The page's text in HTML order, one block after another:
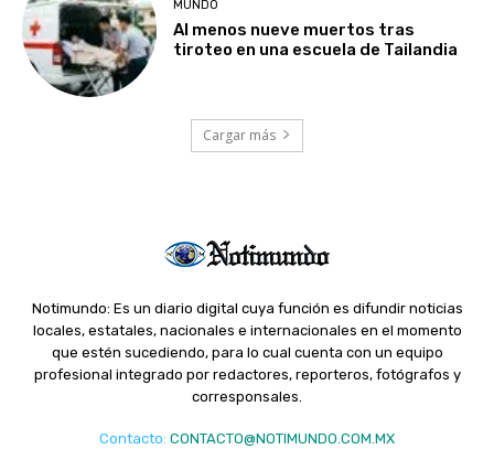
MUNDO
Al menos nueve muertos tras
tiroteo en una escuela de Tailandia
Cargar más
Notimundo: Es un diario digital cuya función es difundir noticias
locales, estatales, nacionales e internacionales en el momento
que estén sucediendo, para lo cual cuenta con un equipo
profesional integrado por redactores, reporteros, fotógrafos y
corresponsales.
Contacto: CONTACTO@NOTIMUNDO.COM.MX